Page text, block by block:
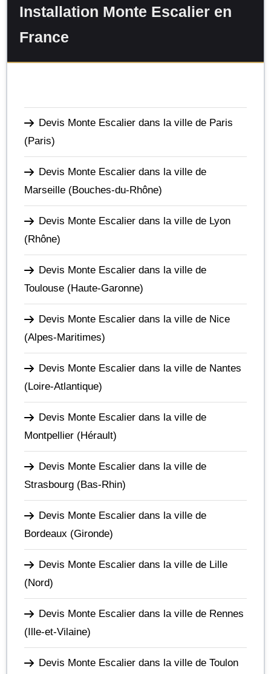
Installation Monte Escalier en
France
Devis Monte Escalier dans la ville de Paris
(Paris)
Devis Monte Escalier dans la ville de
Marseille (Bouches-du-Rhône)
Devis Monte Escalier dans la ville de Lyon
(Rhône)
Devis Monte Escalier dans la ville de
Toulouse (Haute-Garonne)
Devis Monte Escalier dans la ville de Nice
(Alpes-Maritimes)
Devis Monte Escalier dans la ville de Nantes
(Loire-Atlantique)
Devis Monte Escalier dans la ville de
Montpellier (Hérault)
Devis Monte Escalier dans la ville de
Strasbourg (Bas-Rhin)
Devis Monte Escalier dans la ville de
Bordeaux (Gironde)
Devis Monte Escalier dans la ville de Lille
(Nord)
Devis Monte Escalier dans la ville de Rennes
(Ille-et-Vilaine)
Devis Monte Escalier dans la ville de Toulon